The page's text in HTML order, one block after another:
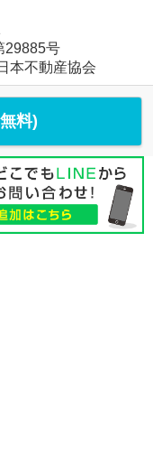
29885号
本不動産協会
料)